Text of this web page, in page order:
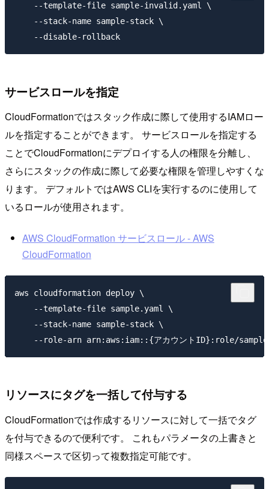
    --template-file sample-invalid.yaml \
    --stack-name sample-stack \
サービスロールを指定
CloudFormationではスタック作成に際して使用するIAMロー
ルを指定することができます。 サービスロールを指定する
ことでCloudFormationにデプロイする人の権限を分離し、
さらにスタックの作成に際して必要な権限を管理しやすくな
ります。 デフォルトではAWS CLIを実行するのに使用して
いるロールが使用されます。
AWS CloudFormation サービスロール - AWS
CloudFormation
aws cloudformation deploy \
    --template-file sample.yaml \
    --stack-name sample-stack \
リソースにタグを一括して付与する
CloudFormationでは作成するリソースに対して一括でタグ
を付与できるので便利です。 これもパラメータの上書きと
同様スペースで区切って複数指定可能です。